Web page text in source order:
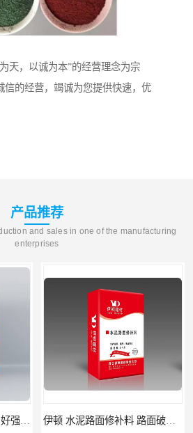
天，以诚为本”的经营理念为宗
信的经营，竭诚为您提供快速，优
产品推荐
and sales in one of the manufacturing
enterprises
伊顿 水泥路面修补料 路面破损起皮快速修补 2小时通车